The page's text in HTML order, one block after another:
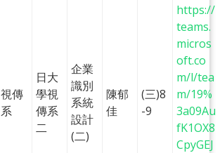
視傳
系
日大
學視
傳系
二
企業
識別
系統
設計
(二)
陳郁
佳
(三)8
-9
https://
teams.
micros
oft.co
m/l/tea
m/19%
3a09Au
fK1OX8
CpyGEJ